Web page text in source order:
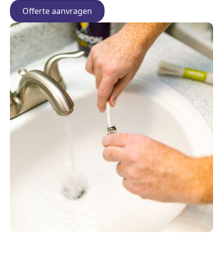
Offerte aanvragen